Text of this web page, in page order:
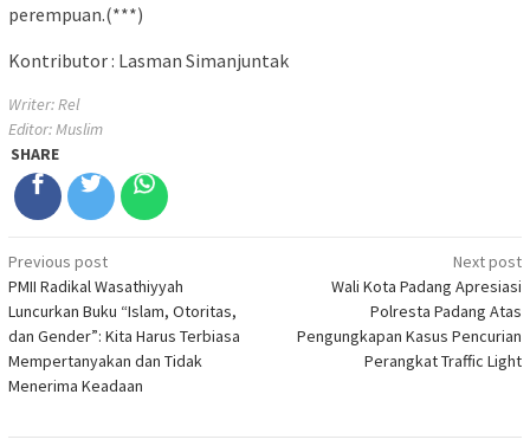
perempuan.(***)
Kontributor : Lasman Simanjuntak
Writer: Rel
Editor: Muslim
SHARE
Post
navigation
Previous post
PMII Radikal Wasathiyyah
Luncurkan Buku “Islam, Otoritas,
dan Gender”: Kita Harus Terbiasa
Mempertanyakan dan Tidak
Menerima Keadaan
Next post
Wali Kota Padang Apresiasi
Polresta Padang Atas
Pengungkapan Kasus Pencurian
Perangkat Traffic Light